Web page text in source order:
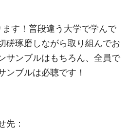
す！普段違う大学で学んで
磋琢磨しながら取り組んでお
サンブルはもちろん、全員で
ンブルは必聴です！
先：